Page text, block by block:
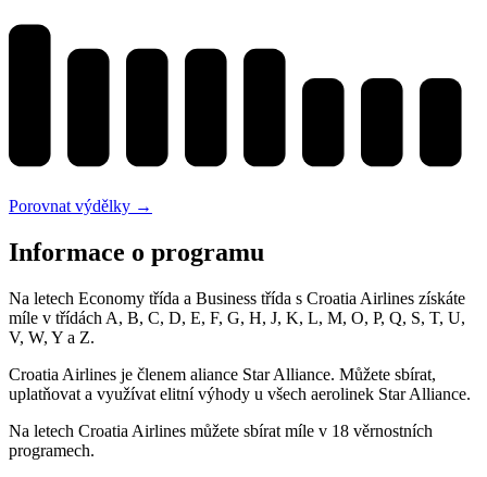
Porovnat výdělky →
Informace o programu
Na letech Economy třída a Business třída s Croatia Airlines získáte
míle v třídách A, B, C, D, E, F, G, H, J, K, L, M, O, P, Q, S, T, U,
V, W, Y a Z.
Croatia Airlines je členem aliance Star Alliance. Můžete sbírat,
uplatňovat a využívat elitní výhody u všech aerolinek Star Alliance.
Na letech Croatia Airlines můžete sbírat míle v 18 věrnostních
programech.